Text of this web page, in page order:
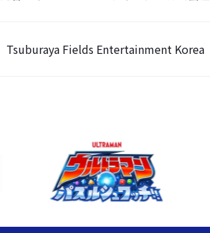
Tsuburaya Fields Entertainment Korea